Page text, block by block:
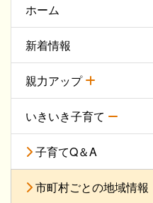
ホーム
新着情報
親力アップ
いきいき子育て
子育てQ＆A
市町村ごとの地域情報